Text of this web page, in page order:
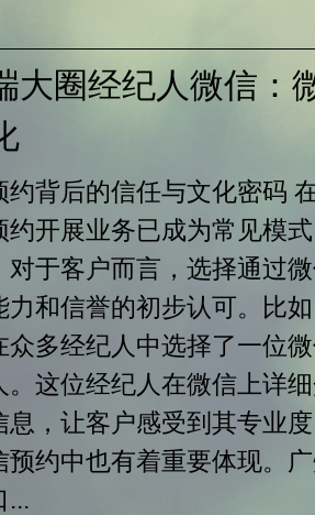
大圈经纪人微信‌：
约背后的信任与文化密码
约开展业务已成为常见模
对于客户而言，选择通过
力和信誉的初步认可。比
众多经纪人中选择了一位
。这位经纪人在微信上详
息，让客户感受到其专业
预约中也有着重要体现。
...